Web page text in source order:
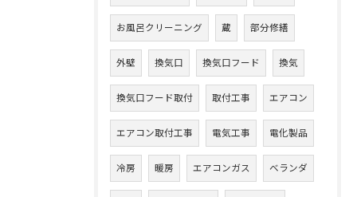
お風呂クリーニング 蔵 部分修繕
外壁 換気口 換気口フード 換気
換気口フード取付 取付工事 エアコン
エアコン取付工事 電気工事 電化製品
冷房 暖房 エアコンガス ベランダ